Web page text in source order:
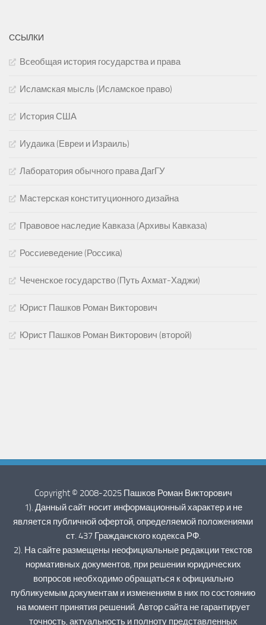
ССЫЛКИ
Всеобщая история государства и права
Исламская мысль (Исламское право)
История США
Иудаика (Евреи и Израиль)
Лаборатория обычного права ДагГУ
Мастерская конституционного дизайна
Правовое наследие Кавказа (Архивы Кавказа)
Россиеведение (Россика)
Чеченское государство (Путь Ахмат-Хаджи)
Юрист Пашков Роман Викторович
Юрист Пашков Роман Викторович (второй)
Copyright © 2008-2025 Пашков Роман Викторович
1). Данный сайт носит информационный характер и не
является публичной офертой, определяемой положениями
ст. 437 Гражданского кодекса РФ.
2). На сайте размещены неофициальные редакции текстов
нормативных документов, при решении юридических
вопросов необходимо обращаться к официально
публикуемым документам и изменениям в них по состоянию
на момент принятия решений. Автор сайта не гарантирует
точность, актуальность и полноту представленных